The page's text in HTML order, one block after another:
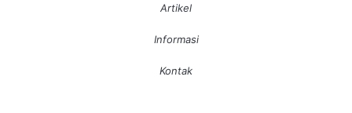
Artikel
Informasi
Kontak